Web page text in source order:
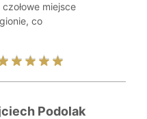
miejsce
co
Podolak